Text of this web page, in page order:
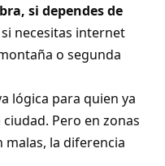
si dependes de
necesitas internet
o segunda
lógica para quien ya
Pero en zonas
malas, la diferencia